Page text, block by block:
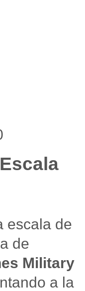
escala de
de
Military
a la